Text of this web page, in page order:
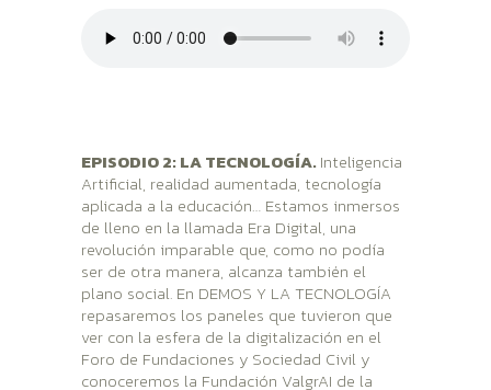
EPISODIO 2: LA TECNOLOGÍA.Inteligencia
Artificial, realidad aumentada, tecnología
aplicada a la educación… Estamos inmersos
de lleno en la llamada Era Digital, una
revolución imparable que, como no podía
ser de otra manera, alcanza también el
plano social. En DEMOS Y LA TECNOLOGÍA
repasaremos los paneles que tuvieron que
ver con la esfera de la digitalización en el
Foro de Fundaciones y Sociedad Civil y
conoceremos la Fundación ValgrAI de la